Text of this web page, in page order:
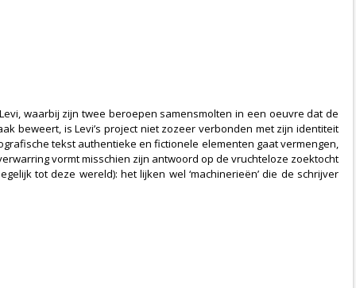
waarbij zijn twee beroepen samensmolten in een oeuvre dat de
beweert, is Levi’s project niet zozeer verbonden met zijn identiteit
tekst authentieke en fictionele elementen gaat vermengen,
vormt misschien zijn antwoord op de vruchteloze zoektocht
tot deze wereld): het lijken wel ‘machinerieën’ die de schrijver